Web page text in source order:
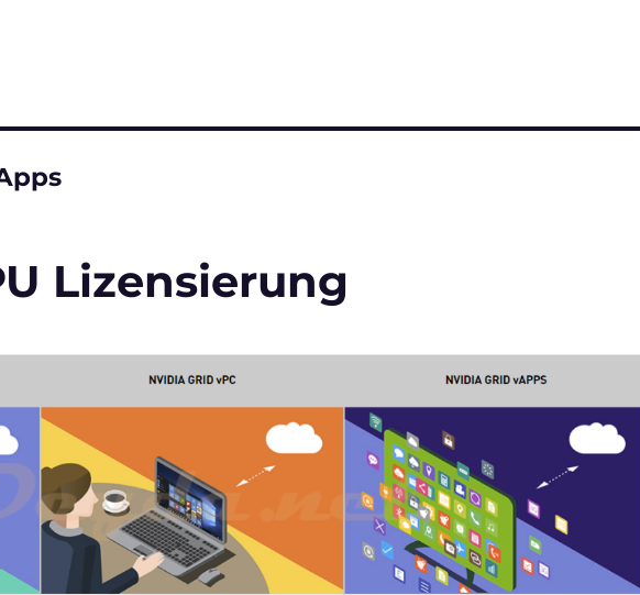
Lizensierung